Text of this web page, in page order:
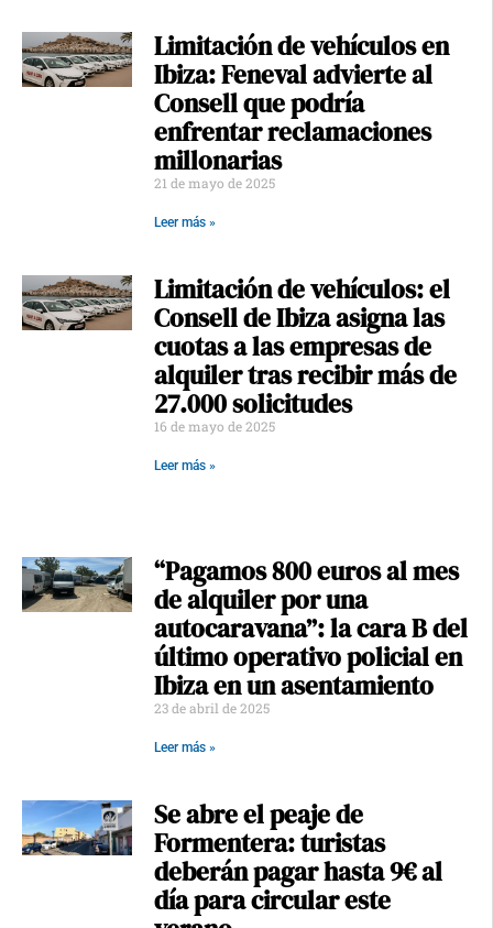
Limitación de vehículos en
Ibiza: Feneval advierte al
Consell que podría
enfrentar reclamaciones
millonarias
21 de mayo de 2025
Leer más »
Limitación de vehículos: el
Consell de Ibiza asigna las
cuotas a las empresas de
alquiler tras recibir más de
27.000 solicitudes
16 de mayo de 2025
Leer más »
“Pagamos 800 euros al mes
de alquiler por una
autocaravana”: la cara B del
último operativo policial en
Ibiza en un asentamiento
23 de abril de 2025
Leer más »
Se abre el peaje de
Formentera: turistas
deberán pagar hasta 9€ al
día para circular este